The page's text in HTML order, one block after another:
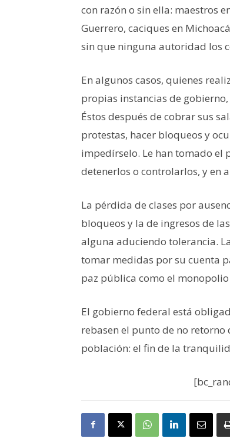
con razón o sin ella: maestros
Guerrero, caciques en
sin que ninguna autoridad los
En algunos casos, quienes
propias instancias de gobierno,
Éstos después de cobrar sus
protestas, hacer bloqueos y
impedírselo. Le han tomado el
detenerlos o controlarlos, y en
La pérdida de clases por
bloqueos y la de ingresos de
alguna aduciendo tolerancia.
tomar medidas por su cuenta
paz pública como el
El gobierno federal está
rebasen el punto de no
población: el fin de la